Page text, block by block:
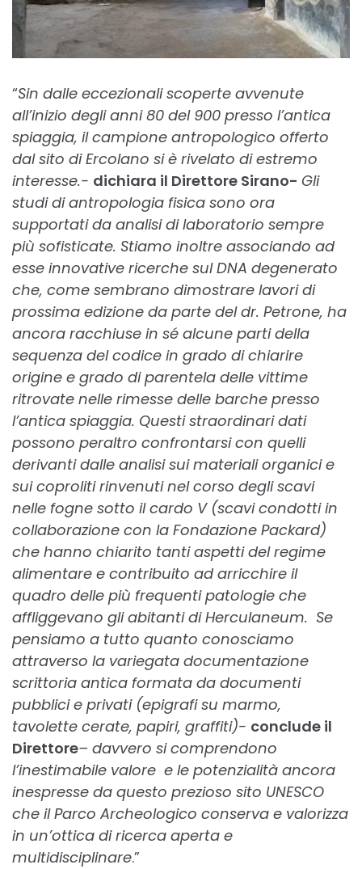
“Sin dalle eccezionali scoperte avvenute
all’inizio degli anni 80 del 900 presso l’antica
spiaggia, il campione antropologico offerto
dal sito di Ercolano si è rivelato di estremo
interesse.- dichiara il Direttore Sirano- Gli
studi di antropologia fisica sono ora
supportati da analisi di laboratorio sempre
più sofisticate. Stiamo inoltre associando ad
esse innovative ricerche sul DNA degenerato
che, come sembrano dimostrare lavori di
prossima edizione da parte del dr. Petrone, ha
ancora racchiuse in sé alcune parti della
sequenza del codice in grado di chiarire
origine e grado di parentela delle vittime
ritrovate nelle rimesse delle barche presso
l’antica spiaggia. Questi straordinari dati
possono peraltro confrontarsi con quelli
derivanti dalle analisi sui materiali organici e
sui coproliti rinvenuti nel corso degli scavi
nelle fogne sotto il cardo V (scavi condotti in
collaborazione con la Fondazione Packard)
che hanno chiarito tanti aspetti del regime
alimentare e contribuito ad arricchire il
quadro delle più frequenti patologie che
affliggevano gli abitanti di Herculaneum. Se
pensiamo a tutto quanto conosciamo
attraverso la variegata documentazione
scrittoria antica formata da documenti
pubblici e privati (epigrafi su marmo,
tavolette cerate, papiri, graffiti)- conclude il
Direttore– davvero si comprendono
l’inestimabile valore e le potenzialità ancora
inespresse da questo prezioso sito UNESCO
che il Parco Archeologico conserva e valorizza
in un’ottica di ricerca aperta e
multidisciplinare.”